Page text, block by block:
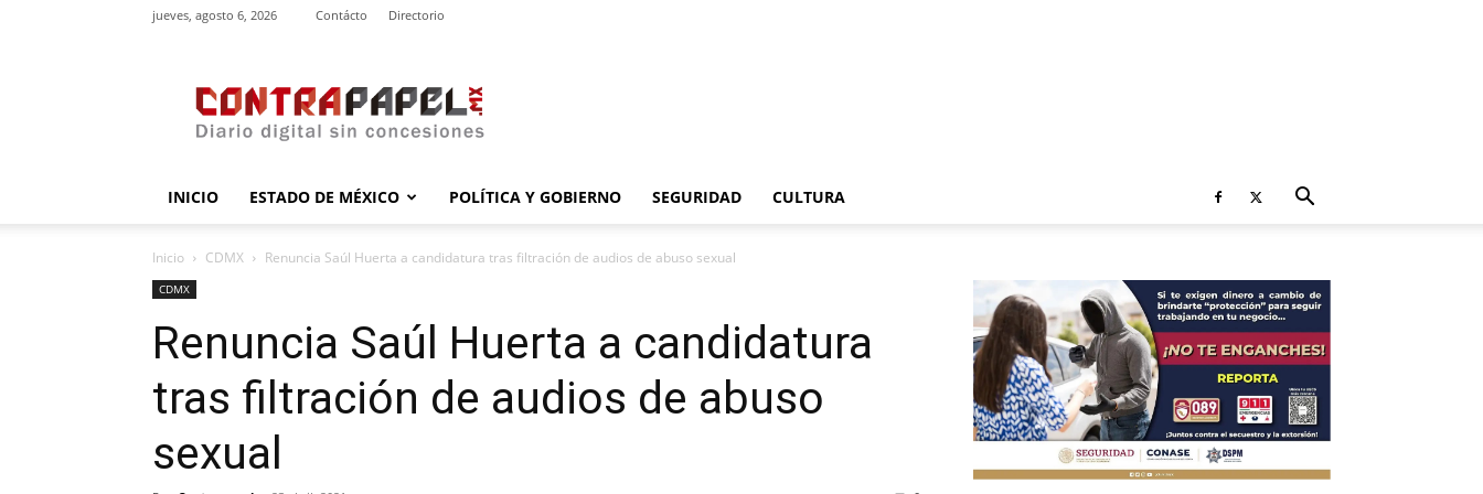
jueves, agosto 6, 2026 Contácto Directorio
INICIO ESTADO DE MÉXICO POLÍTICA Y GOBIERNO SEGURIDAD CULTURA
Inicio CDMX Renuncia Saúl Huerta a candidatura tras filtración de audios de abuso sexual
CDMX
Renuncia Saúl Huerta a candidatura
tras filtración de audios de abuso
sexual